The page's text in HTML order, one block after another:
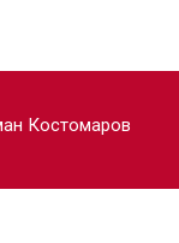
Костомаров